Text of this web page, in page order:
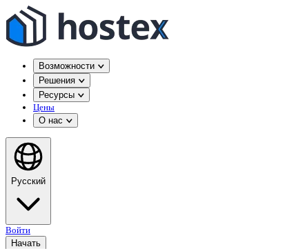
Возможности
Решения
Ресурсы
Цены
О нас
Русский
Войти
Начать